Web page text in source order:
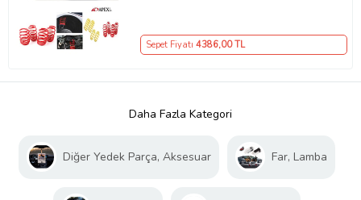
Sepet Fiyatı 4386,00 TL
Daha Fazla Kategori
Diğer Yedek Parça, Aksesuar Far, Lamba